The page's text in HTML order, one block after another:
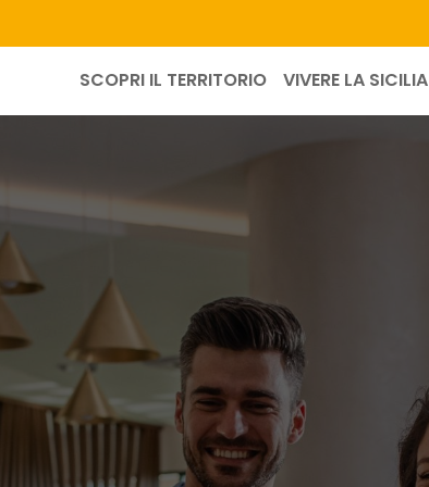
SCOPRI IL TERRITORIO VIVERE LA SICILIA